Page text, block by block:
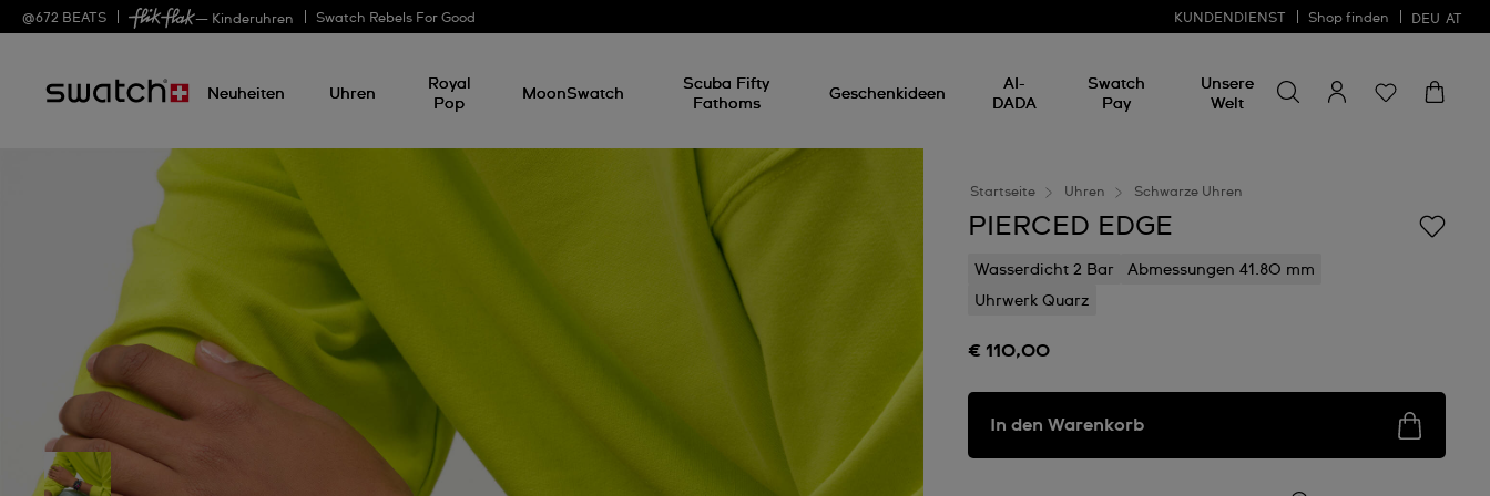
@672 BEATS — Kinderuhren Swatch Rebels For Good KUNDENDIENST Shop finden DEU AT
Neuheiten Uhren
Royal
Pop
MoonSwatch
Scuba Fifty
Fathoms
Geschenkideen
AI-
DADA
Swatch
Pay
Unsere
Welt
etwas
suchen
Startseite Uhren Schwarze Uhren
PIERCED EDGE
Wasserdicht 2 Bar
Abmessungen 41.80 mm
Uhrwerk Quarz
€ 110,00
In den Warenkorb